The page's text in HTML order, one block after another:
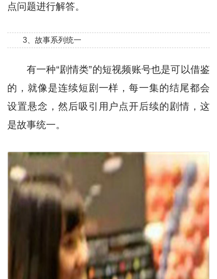
点问题进行解答。
3、故事系列统一
有一种“剧情类”的短视频账号也是可以借鉴
的，就像是连续短剧一样，每一集的结尾都会
设置悬念，然后吸引用户点开后续的剧情，这
是故事统一。